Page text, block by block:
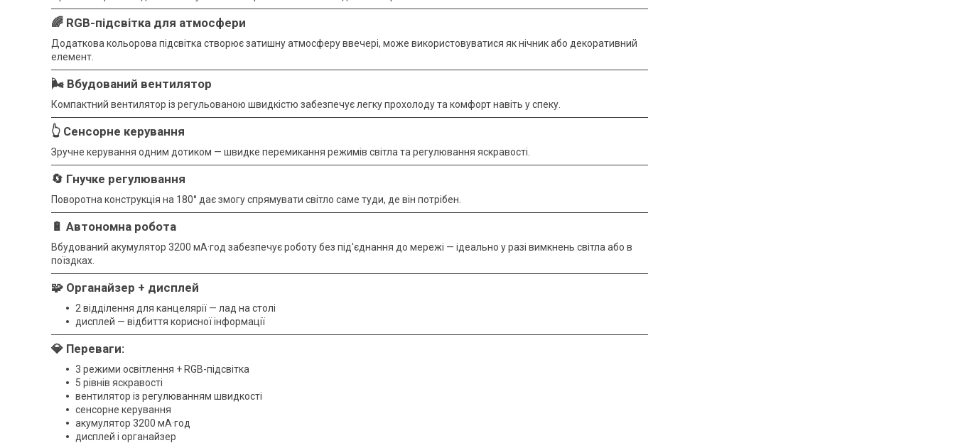
🌈 RGB-підсвітка для атмосфери
Додаткова кольорова підсвітка створює затишну атмосферу ввечері, може використовуватися як нічник або декоративний
елемент.
🌬️ Вбудований вентилятор
Компактний вентилятор із регульованою швидкістю забезпечує легку прохолоду та комфорт навіть у спеку.
👆 Сенсорне керування
Зручне керування одним дотиком — швидке перемикання режимів світла та регулювання яскравості.
🔄 Гнучке регулювання
Поворотна конструкція на 180° дає змогу спрямувати світло саме туди, де він потрібен.
🔋 Автономна робота
Вбудований акумулятор 3200 мА·год забезпечує роботу без під'єднання до мережі — ідеально у разі вимкнень світла або в
поїздках.
🧩 Органайзер + дисплей
2 відділення для канцелярії — лад на столі
дисплей — відбиття корисної інформації
💎 Переваги:
3 режими освітлення + RGB-підсвітка
5 рівнів яскравості
вентилятор із регулюванням швидкості
сенсорне керування
акумулятор 3200 мА·год
дисплей і органайзер